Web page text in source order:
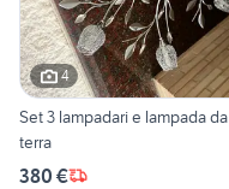
4
Set 3 lampadari e lampada da
terra
380 €